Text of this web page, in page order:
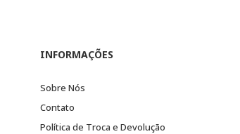
INFORMAÇÕES
Sobre Nós
Contato
Política de Troca e Devolução